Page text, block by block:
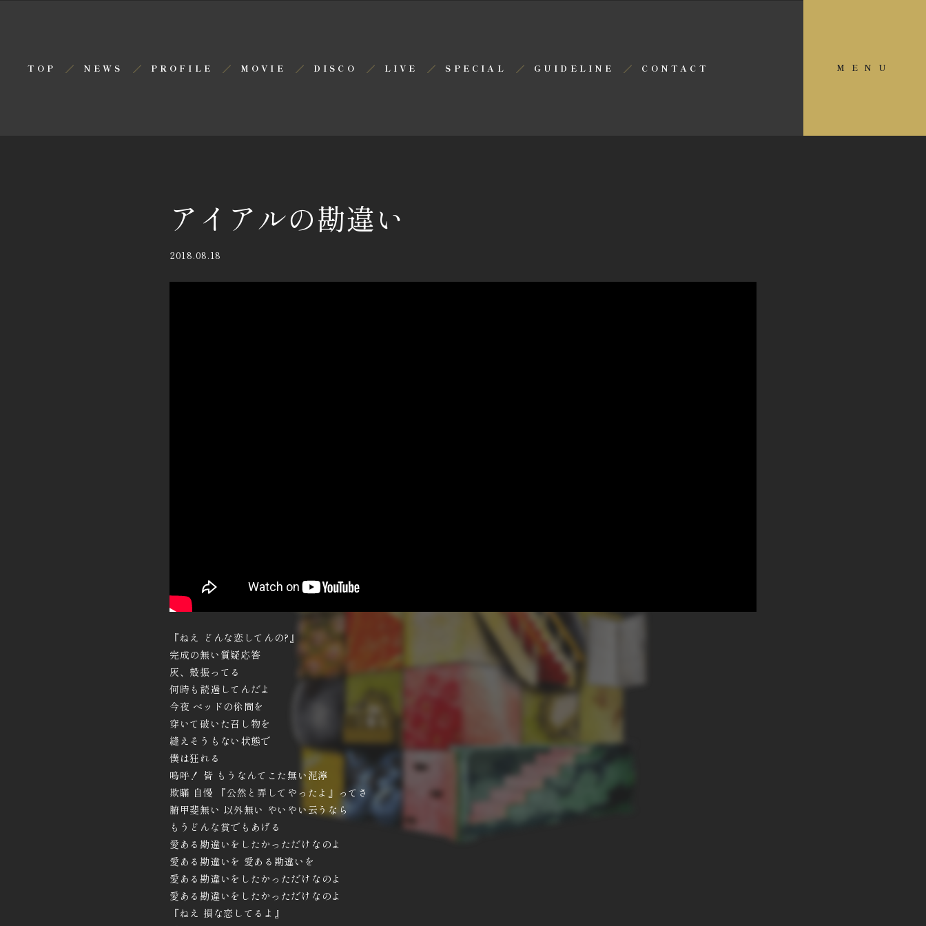
TOP NEWS PROFILE MOVIE DISCO LIVE SPECIAL GUIDELINE CONTACT MENU
アイアルの勘違い
2018.08.18
『ねえ どんな恋してんの?』
完成の無い質疑応答
灰、殻振ってる
何時も読過してんだよ
今夜 ベッドの伱間を
穿いて破いた召し物を
縫えそうもない状態で
僕は狂れる
嗚呼！ 皆 もうなんてこた無い泥濘
欺瞞 自慢 『公然と弄してやったよ』ってさ
腑甲斐無い 以外無い やいやい云うなら
もうどんな賞でもあげる
愛ある勘違いをしたかっただけなのよ
愛ある勘違いを 愛ある勘違いを
愛ある勘違いをしたかっただけなのよ
愛ある勘違いをしたかっただけなのよ
『ねえ 損な恋してるよ』